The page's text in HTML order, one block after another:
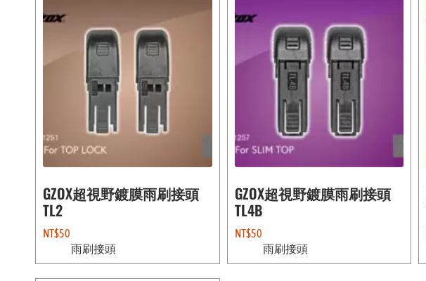
GZOX超視野鍍膜雨刷接頭
TL2
NT$50
雨刷接頭
GZOX超視野鍍膜雨刷接頭
TL4B
NT$50
雨刷接頭